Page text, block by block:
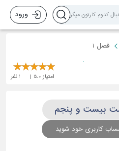
ورود
فصل 1
امتیاز 5.0
1 نفر
کاربری خود شوید